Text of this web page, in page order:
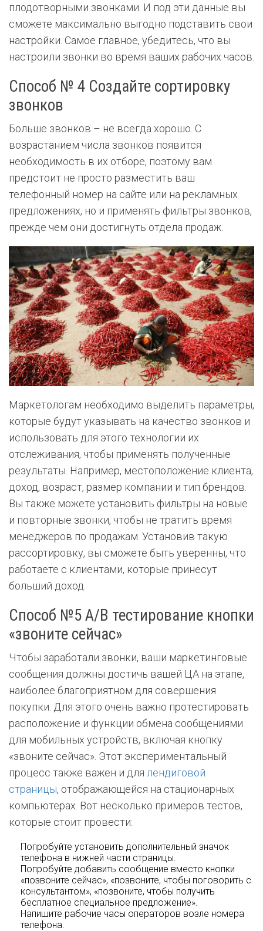
плодотворными звонками. И под эти данные вы
сможете максимально выгодно подставить свои
настройки. Самое главное, убедитесь, что вы
настроили звонки во время ваших рабочих часов.
Способ № 4 Создайте сортировку
звонков
Больше звонков – не всегда хорошо. С
возрастанием числа звонков появится
необходимость в их отборе, поэтому вам
предстоит не просто разместить ваш
телефонный номер на сайте или на рекламных
предложениях, но и применять фильтры звонков,
прежде чем они достигнуть отдела продаж.
Маркетологам необходимо выделить параметры,
которые будут указывать на качество звонков и
использовать для этого технологии их
отслеживания, чтобы применять полученные
результаты. Например, местоположение клиента,
доход, возраст, размер компании и тип брендов.
Вы также можете установить фильтры на новые
и повторные звонки, чтобы не тратить время
менеджеров по продажам. Установив такую
рассортировку, вы сможете быть уверенны, что
работаете с клиентами, которые принесут
больший доход.
Способ №5 А/В тестирование кнопки
«звоните сейчас»
Чтобы заработали звонки, ваши маркетинговые
сообщения должны достичь вашей ЦА на этапе,
наиболее благоприятном для совершения
покупки. Для этого очень важно протестировать
расположение и функции обмена сообщениями
для мобильных устройств, включая кнопку
«звоните сейчас». Этот экспериментальный
процесс также важен и для лендиговой
страницы, отображающейся на стационарных
компьютерах. Вот несколько примеров тестов,
которые стоит провести:
Попробуйте установить дополнительный значок
телефона в нижней части страницы.
Попробуйте добавить сообщение вместо кнопки
«позвоните сейчас», «позвоните, чтобы поговорить с
консультантом», «позвоните, чтобы получить
бесплатное специальное предложение».
Напишите рабочие часы операторов возле номера
телефона.